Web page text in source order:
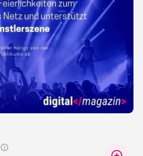
Warum lohnt sich das?